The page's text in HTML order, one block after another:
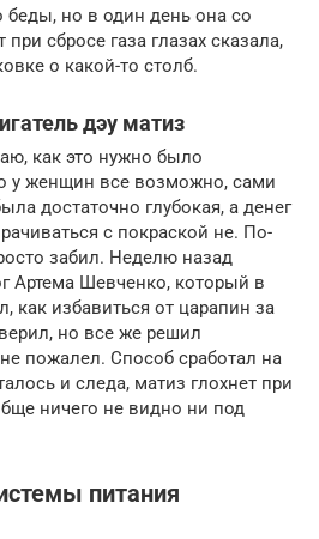
но в один день она со
сбросе газа глазах сказала,
о какой-то столб.
дэу матиз
как это нужно было
у женщин все возможно, сами
достаточно глубокая, а денег
с покраской не. По-
забил. Неделю назад
Артема Шевченко, который в
как избавиться от царапин за
но все же решил
пожалел. Способ сработал на
и следа, матиз глохнет при
ничего не видно ни под
питания